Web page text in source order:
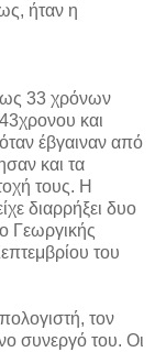
ήταν η
ως 33 χρόνων
και
έβγαιναν από
και τα
τους. Η
διαρρήξει δυο
Γεωργικής
του
τον
συνεργό του. Οι